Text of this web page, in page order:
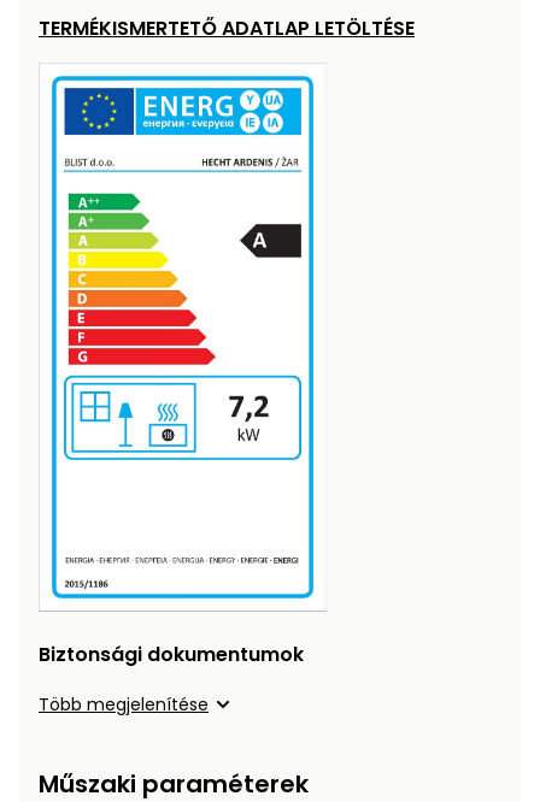
TERMÉKISMERTETŐ ADATLAP LETÖLTÉSE
Biztonsági dokumentumok
Több megjelenítése
Műszaki paraméterek